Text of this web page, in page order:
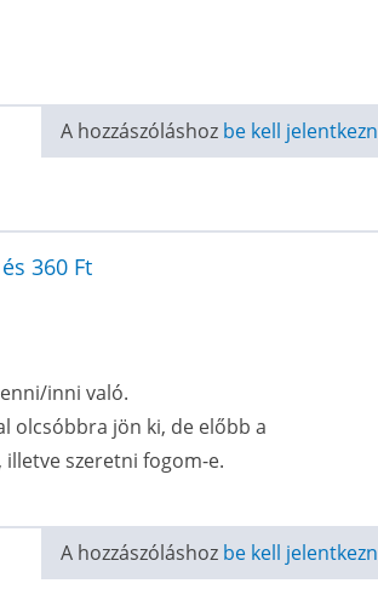
A hozzászóláshoz be kell
360 Ft
inni való.
olcsóbbra jön ki, de előbb a
szeretni fogom-e.
A hozzászóláshoz be kell